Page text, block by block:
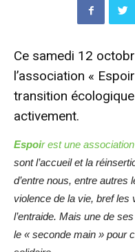
Ce samedi 12
l’association «
transition
activement.
Espoir est une
sont l’accueil et la
d’entre nous, entre
violence de la vie, bref les
l’entraide. Mais une de
le « seconde main » pour